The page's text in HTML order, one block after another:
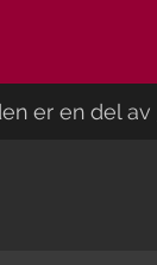
er en del av